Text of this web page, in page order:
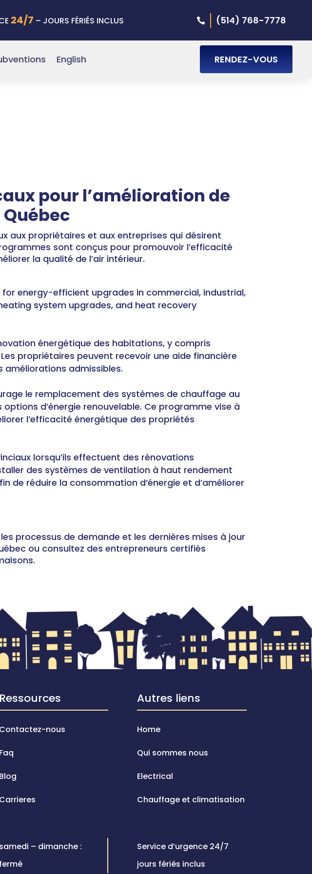
24/7 – JOURS FÉRIÉS INCLUS (514) 768-7778
English RENDEZ-VOUS
pour l’amélioration de
aux propriétaires et aux entreprises qui désirent
sont conçus pour promouvoir l’efficacité
la qualité de l’air intérieur.
energy-efficient upgrades in commercial, industrial,
system upgrades, and heat recovery
énergétique des habitations, y compris
propriétaires peuvent recevoir une aide financière
améliorations admissibles.
le remplacement des systèmes de chauffage au
d’énergie renouvelable. Ce programme vise à
l’efficacité énergétique des propriétés
lorsqu’ils effectuent des rénovations
des systèmes de ventilation à haut rendement
de réduire la consommation d’énergie et d’améliorer
processus de demande et les dernières mises à jour
ou consultez des entrepreneurs certifiés
Ressources
Contactez-nous
Faq
Blog
Carrieres
Autres liens
Home
Qui sommes nous
Electrical
Chauffage et climatisation
samedi – dimanche :
fermé
Service d’urgence 24/7
jours fériés inclus